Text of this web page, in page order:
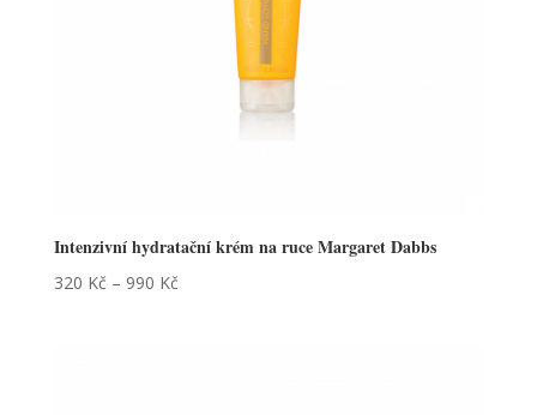
Intenzivní hydratační krém na ruce Margaret Dabbs
320 Kč – 990 Kč